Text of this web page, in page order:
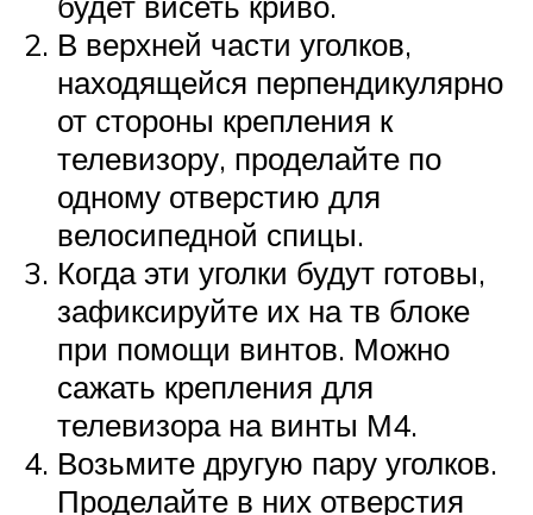
В верхней части уголков,
находящейся перпендикулярно
от стороны крепления к
телевизору, проделайте по
одному отверстию для
велосипедной спицы.
Когда эти уголки будут готовы,
зафиксируйте их на тв блоке
при помощи винтов. Можно
сажать крепления для
телевизора на винты М4.
Возьмите другую пару уголков.
Проделайте в них отверстия